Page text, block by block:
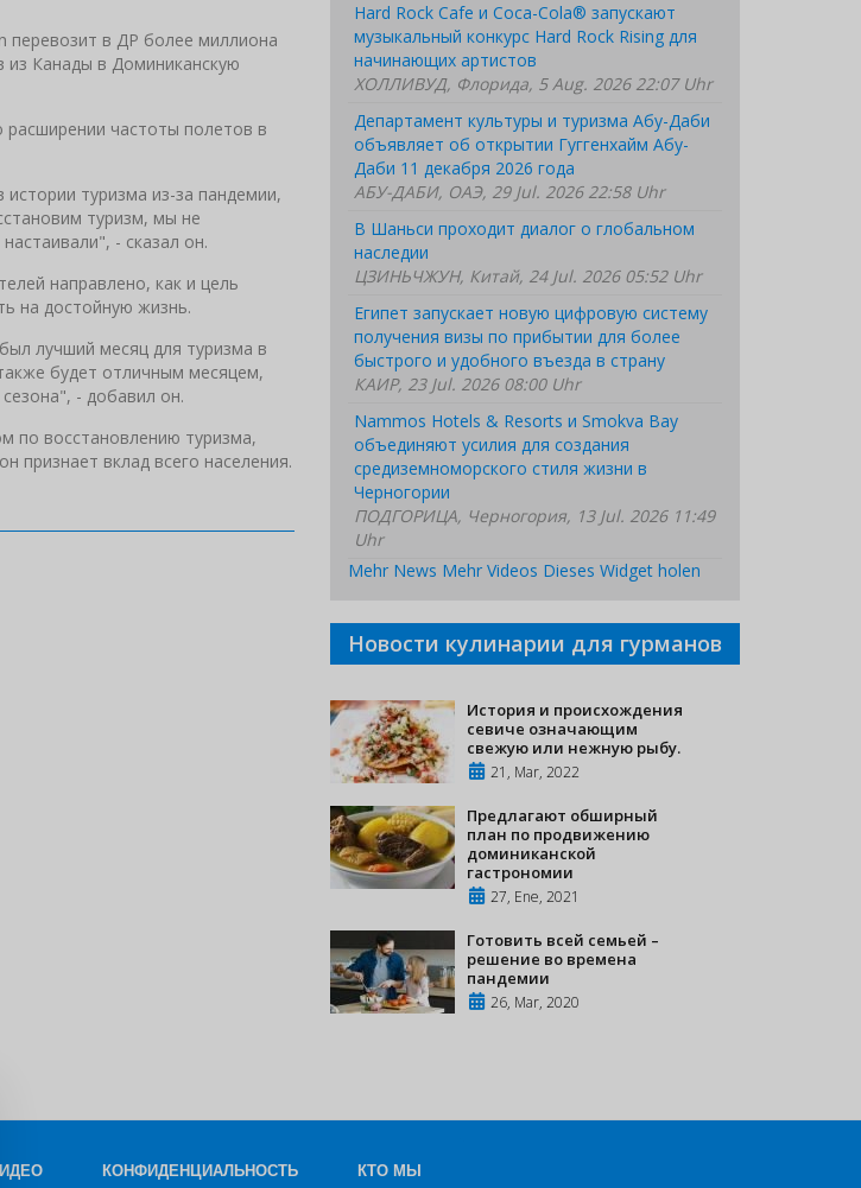
перевозит в ДР более миллиона
из Канады в Доминиканскую
частоты полетов в
туризма из-за пандемии,
туризм, мы не
- сказал он.
направлено, как и цель
на достойную жизнь.
лучший месяц для туризма в
будет отличным месяцем,
- добавил он.
по восстановлению туризма,
признает вклад всего населения.
Hard Rock Cafe и Coca-Cola® запускают
музыкальный конкурс Hard Rock Rising для
начинающих артистов
ХОЛЛИВУД, Флорида, 5 Aug. 2026 22:07 Uhr
Департамент культуры и туризма Абу-Даби
объявляет об открытии Гуггенхайм Абу-
Даби 11 декабря 2026 года
АБУ-ДАБИ, ОАЭ, 29 Jul. 2026 22:58 Uhr
В Шаньси проходит диалог о глобальном
наследии
ЦЗИНЬЧЖУН, Китай, 24 Jul. 2026 05:52 Uhr
Египет запускает новую цифровую систему
получения визы по прибытии для более
быстрого и удобного въезда в страну
КАИР, 23 Jul. 2026 08:00 Uhr
Nammos Hotels & Resorts и Smokva Bay
объединяют усилия для создания
средиземноморского стиля жизни в
Черногории
ПОДГОРИЦА, Черногория, 13 Jul. 2026 11:49
Uhr
Mehr News Mehr Videos Dieses Widget holen
Новости кулинарии для гурманов
История и происхождения
севиче означающим
свежую или нежную рыбу.
21, Mar, 2022
Предлагают обширный
план по продвижению
доминиканской
гастрономии
27, Ene, 2021
Готовить всей семьей –
решение во времена
пандемии
26, Mar, 2020
КОНФИДЕНЦИАЛЬНОСТЬ КТО МЫ